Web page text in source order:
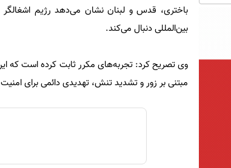
باختری، قدس و لبنان نشان می‌دهد رژیم
بین‌المللی دنبال می‌کند.
وی تصریح کرد: تجربه‌های مکرر ثابت کرده است که
مبتنی بر زور و تشدید تنش، تهدیدی دائمی برای